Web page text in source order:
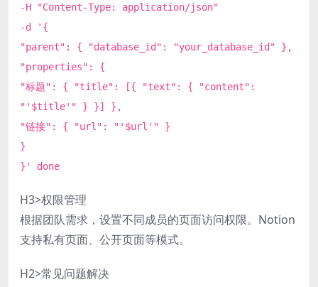
-H "Content-Type: application/json"
-d '{
"parent": { "database_id": "your_database_id" },
"properties": {
"标题": { "title": [{ "text": { "content":
"'$title'" } }] },
"链接": { "url": "'$url'" }
}
}' done
H3>权限管理
根据团队需求，设置不同成员的页面访问权限。Notion
支持私有页面、公开页面等模式。
H2>常见问题解决